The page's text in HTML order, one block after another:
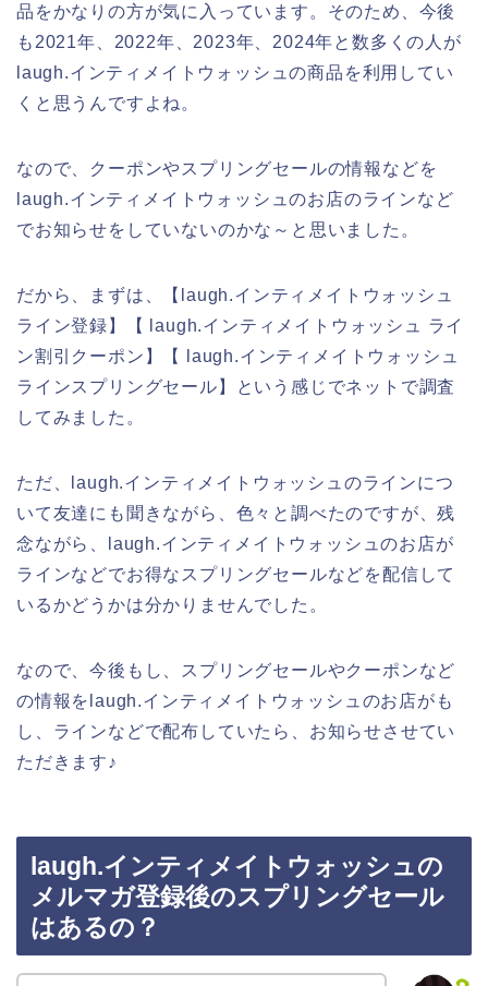
品をかなりの方が気に入っています。そのため、今後
も2021年、2022年、2023年、2024年と数多くの人が
laugh.インティメイトウォッシュの商品を利用してい
くと思うんですよね。
なので、クーポンやスプリングセールの情報などを
laugh.インティメイトウォッシュのお店のラインなど
でお知らせをしていないのかな～と思いました。
だから、まずは、【laugh.インティメイトウォッシュ
ライン登録】【 laugh.インティメイトウォッシュ ライ
ン割引クーポン】【 laugh.インティメイトウォッシュ
ラインスプリングセール】という感じでネットで調査
してみました。
ただ、laugh.インティメイトウォッシュのラインにつ
いて友達にも聞きながら、色々と調べたのですが、残
念ながら、laugh.インティメイトウォッシュのお店が
ラインなどでお得なスプリングセールなどを配信して
いるかどうかは分かりませんでした。
なので、今後もし、スプリングセールやクーポンなど
の情報をlaugh.インティメイトウォッシュのお店がも
し、ラインなどで配布していたら、お知らせさせてい
ただきます♪
laugh.インティメイトウォッシュの
メルマガ登録後のスプリングセール
はあるの？